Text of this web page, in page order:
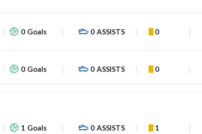
0 Goals 0 ASSISTS 0
0 Goals 0 ASSISTS 0
1 Goals 0 ASSISTS 1